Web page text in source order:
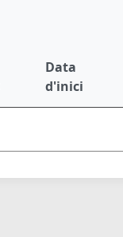
Data
d'inici